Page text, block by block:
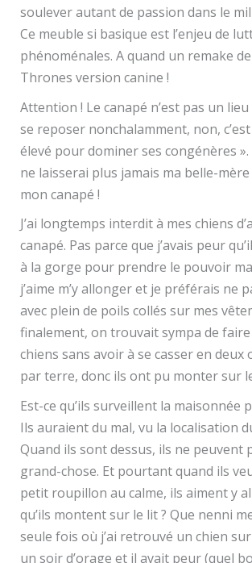
soulever autant de passion dans le
Ce meuble si basique est l’enjeu de
phénoménales. A quand un remake
Thrones version canine !
Attention ! Le canapé n’est pas un
se reposer nonchalamment, non,
élevé pour dominer ses congénères ».
ne laisserai plus jamais ma belle-mère
mon canapé !
J’ai longtemps interdit à mes chiens
canapé. Pas parce que j’avais peur
à la gorge pour prendre le pouvoir
j’aime m’y allonger et je préférais ne
avec plein de poils collés sur mes
finalement, on trouvait sympa de
chiens sans avoir à se casser en deux
par terre, donc ils ont pu monter sur
Est-ce qu’ils surveillent la maisonnée
Ils auraient du mal, vu la localisation
Quand ils sont dessus, ils ne peuvent
grand-chose. Et pourtant quand ils
petit roupillon au calme, ils aiment y
qu’ils montent sur le lit ? Que nenni
seule fois où j’ai retrouvé un chien
un soir d’orage et il avait peur (quel